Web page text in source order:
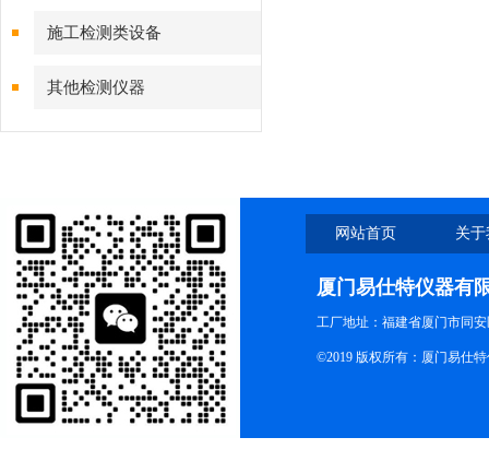
施工检测类设备
其他检测仪器
网站首页 关
厦门易仕特仪器有
工厂地址：福建省厦门市同
©2019 版权所有：厦门易仕